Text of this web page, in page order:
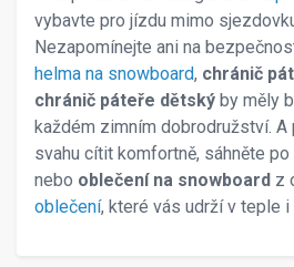
39
40
41
41,5
42
42,5
43
44
vybavte pro jízdu mimo
Nezapomínejte ani na
helma na snowboard, chránič
chránič páteře dětský by měly
každém zimním dobrodružství. A
svahu cítit komfortně, sáhněte po
nebo oblečení na snowboard z
oblečení, které vás udrží v teple